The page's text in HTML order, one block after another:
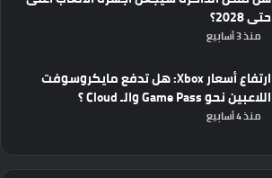
حتى 2028؟
منذ 3 أسابيع
ارتفاع أسعار Xbox: هل تدفع مايكروسوفت
اللاعبين نحو Game Pass والـ Cloud ؟
منذ 4 أسابيع